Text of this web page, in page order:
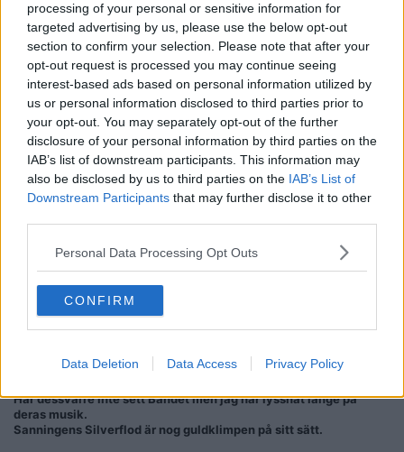
processing of your personal or sensitive information for
targeted advertising by us, please use the below opt-out
section to confirm your selection. Please note that after your
opt-out request is processed you may continue seeing
interest-based ads based on personal information utilized by
us or personal information disclosed to third parties prior to
your opt-out. You may separately opt-out of the further
disclosure of your personal information by third parties on the
IAB’s list of downstream participants. This information may
also be disclosed by us to third parties on the IAB’s List of
Downstream Participants that may further disclose it to other
Personal Data Processing Opt Outs
CONFIRM
Data Deletion Data Access Privacy Policy
Ursprungligen postat av
Adelaide
Självklart. Har hört nån skiva nån gång, Sov Gott Rosemarie
eller vad den nu heter. Har för mig att den var riktigt bra!
Här finns det en hel del att lyssna på
Pärson Sound https://open.spotify.com/album/59OCinJRcPyKjFKM
Sm18u6?si=6aDB-eYSTOuGVVPenliM7A
International Harvester - Sov Gott Ros-Marie
y.com/album/5zAAhGhqKvtOyseYGIbF6f?si=nkziBa8JQuqw1pspT0
Harvester - Harvester https://open.spotify.com/album/6dYXc33ks
QgAOMefQGfxw8?si=Srgl1VmaRdG0RCcTx_O1UQ
Rebali179
Har dessvärre inte sett Bandet men jag har lyssnat länge på
deras musik.
Sanningens Silverflod är nog guldklimpen på sitt sätt.